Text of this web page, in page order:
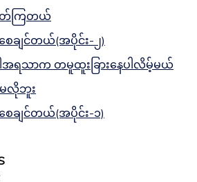
တ်ကြတယ်
ချင်တယ်(အပိုင်း-၂)
အရသာက တမူထူးခြားနေပါလိမ့်မယ်
မလိုဘူး
ချင်တယ်(အပိုင်း-၁)